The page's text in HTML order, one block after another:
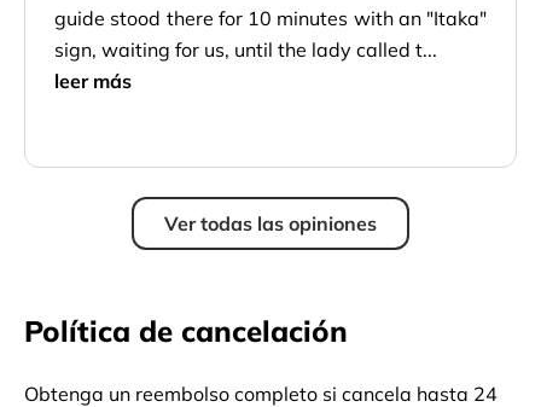
guide stood there for 10 minutes with an "Itaka"
sign, waiting for us, until the lady called t...
leer más
Ver todas las opiniones
Política de cancelación
Obtenga un reembolso completo si cancela hasta 24